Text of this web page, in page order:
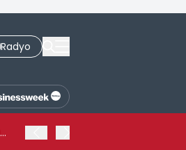
Radyo